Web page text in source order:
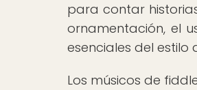
para contar
ornamentación, el
esenciales del estilo
Los músicos de